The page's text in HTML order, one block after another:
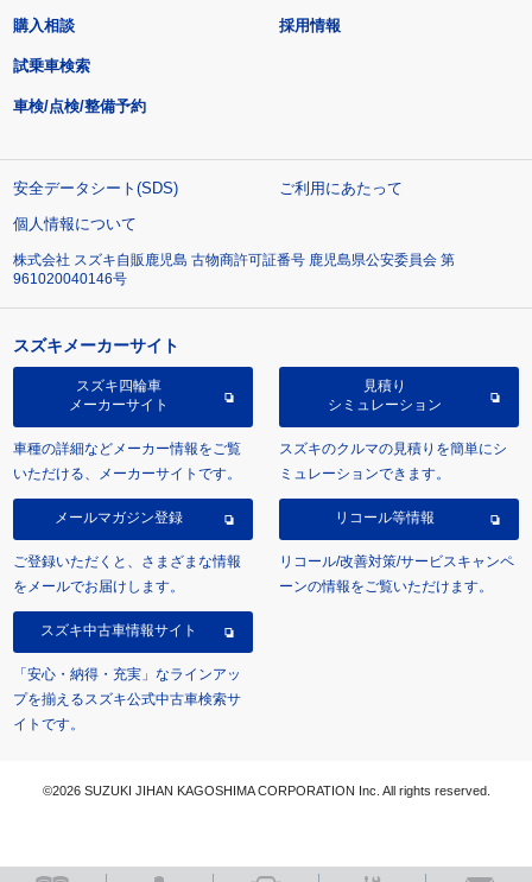
購入相談
試乗車検索
車検/点検/整備予約
採用情報
安全データシート(SDS)
ご利用にあたって
個人情報について
株式会社 スズキ自販鹿児島 古物商許可証番号 鹿児島県公安委員会 第
961020040146号
スズキメーカーサイト
スズキ四輪車
メーカーサイト
車種の詳細などメーカー情報をご覧
いただける、メーカーサイトです。
見積り
シミュレーション
スズキのクルマの見積りを簡単にシ
ミュレーションできます。
メールマガジン登録
ご登録いただくと、さまざまな情報
をメールでお届けします。
リコール等情報
リコール/改善対策/サービスキャンペ
ーンの情報をご覧いただけます。
スズキ中古車情報サイト
「安心・納得・充実」なラインアッ
プを揃えるスズキ公式中古車検索サ
イトです。
©2026 SUZUKI JIHAN KAGOSHIMA CORPORATION Inc. All rights reserved.